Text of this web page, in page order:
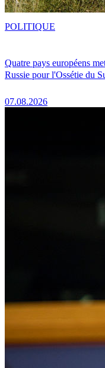
Quatre pays européens
Russie pour l'Ossétie du
07.08.2026
POLITIQUE